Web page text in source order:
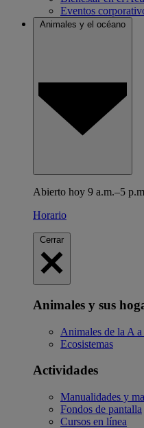
Eventos
Animales y el océano
Abierto hoy 9 a.m.–5
Horario
Cerrar
Animales y sus
Animales de la A
Ecosistemas
Actividades
Manualidades y
Fondos de pantalla
Cursos en línea